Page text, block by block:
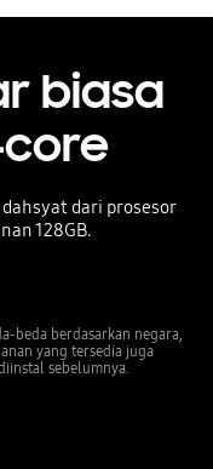
biasa
dari prosesor
128GB.
beda berdasarkan negara,
yang tersedia juga
sebelumnya.